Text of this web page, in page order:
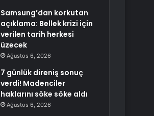
Samsung’dan korkutan
açıklama: Bellek krizi için
verilen tarih herkesi
üzecek
Ağustos 6, 2026
7 günlük direniş sonuç
verdi! Madenciler
haklarını söke söke aldı
Ağustos 6, 2026